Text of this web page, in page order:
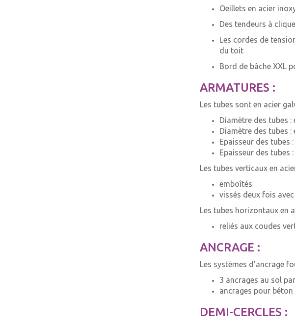
Oeillets en acier
Des tendeurs à
Les cordes de
du toit
Bord de bâche XXL
ARMATURES :
Les tubes sont en acier
Diamètre des tubes :
Diamètre des tubes
Epaisseur des tubes
Epaisseur des tubes
Les tubes verticaux en
emboîtés
vissés deux fois
Les tubes horizontaux en
reliés aux coudes
ANCRAGE :
Les systèmes d'ancrage
3 ancrages au sol
ancrages pour
DEMI-CERCLES :